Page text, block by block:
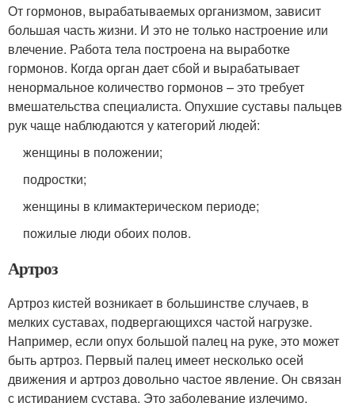
От гормонов, вырабатываемых организмом, зависит
большая часть жизни. И это не только настроение или
влечение. Работа тела построена на выработке
гормонов. Когда орган дает сбой и вырабатывает
ненормальное количество гормонов – это требует
вмешательства специалиста. Опухшие суставы пальцев
рук чаще наблюдаются у категорий людей:
женщины в положении;
подростки;
женщины в климактерическом периоде;
пожилые люди обоих полов.
Артроз
Артроз кистей возникает в большинстве случаев, в
мелких суставах, подвергающихся частой нагрузке.
Например, если опух большой палец на руке, это может
быть артроз. Первый палец имеет несколько осей
движения и артроз довольно частое явление. Он связан
с истиранием сустава. Это заболевание излечимо,